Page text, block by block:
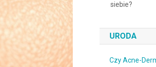
siebie?
URODA
Czy Acne-